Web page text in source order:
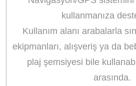
kullanmanıza
Kullanım alanı arabalarla
ekipmanları, alışveriş ya da
plaj şemsiyesi bile
arasında.